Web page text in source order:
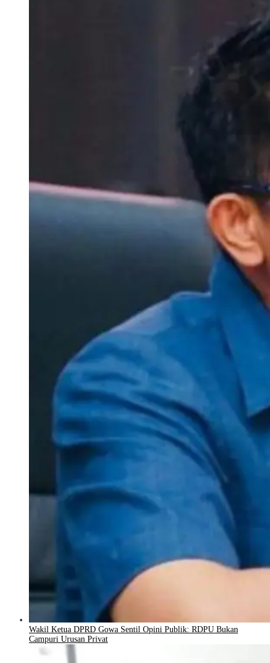
Wakil Ketua DPRD Gowa Sentil Opini Publik: RDPU Bukan
Campuri Urusan Privat